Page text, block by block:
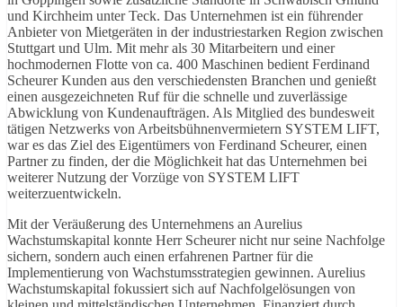
und Kirchheim unter Teck. Das Unternehmen ist ein führender
Anbieter von Mietgeräten in der industriestarken Region zwischen
Stuttgart und Ulm. Mit mehr als 30 Mitarbeitern und einer
hochmodernen Flotte von ca. 400 Maschinen bedient Ferdinand
Scheurer Kunden aus den verschiedensten Branchen und genießt
einen ausgezeichneten Ruf für die schnelle und zuverlässige
Abwicklung von Kundenaufträgen. Als Mitglied des bundesweit
tätigen Netzwerks von Arbeitsbühnenvermietern SYSTEM LIFT,
war es das Ziel des Eigentümers von Ferdinand Scheurer, einen
Partner zu finden, der die Möglichkeit hat das Unternehmen bei
weiterer Nutzung der Vorzüge von SYSTEM LIFT
weiterzuentwickeln.
Mit der Veräußerung des Unternehmens an Aurelius
Wachstumskapital konnte Herr Scheurer nicht nur seine Nachfolge
sichern, sondern auch einen erfahrenen Partner für die
Implementierung von Wachstumsstrategien gewinnen. Aurelius
Wachstumskapital fokussiert sich auf Nachfolgelösungen von